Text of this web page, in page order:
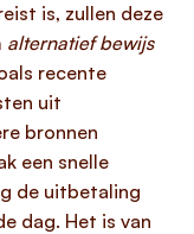
is, zullen deze
alternatief bewijs
recente
uit
bronnen
een snelle
de uitbetaling
dag. Het is van